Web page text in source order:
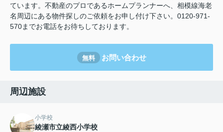
ています。不動産のプロであるホームプランナーへ、相模線海老
名周辺にある物件探しのご依頼をお申し付け下さい。0120-971-
570までお電話をお待ちしております。
無料 お問い合わせ
周辺施設
小学校
綾瀬市立綾西小学校